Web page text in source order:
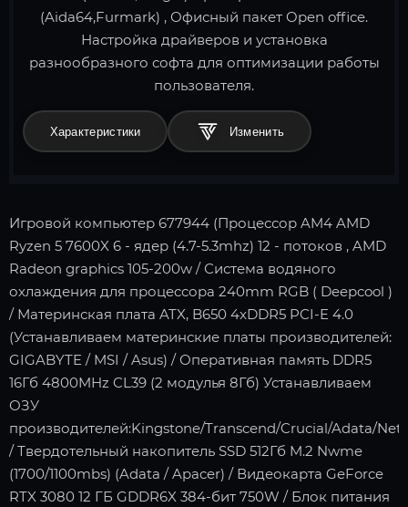
(Aida64,Furmark) , Офисный пакет Open office.
Настройка драйверов и установка
разнообразного софта для оптимизации работы
пользователя.
Характеристики
Игровой компьютер 677944 (Процессор AM4 AMD
Ryzen 5 7600X 6 - ядер (4.7-5.3mhz) 12 - потоков , AMD
Radeon graphics 105-200w / Система водяного
охлаждения для процессора 240mm RGB ( Deepcool )
/ Материнская плата ATX, B650 4xDDR5 PCI-E 4.0
(Устанавливаем материнские платы производителей:
GIGABYTE / MSI / Asus) / Оперативная память DDR5
16Гб 4800MHz CL39 (2 модулья 8Гб) Устанавливаем
ОЗУ
производителей:Kingstone/Transcend/Crucial/Adata/
/ Твердотельный накопитель SSD 512Гб M.2 Nwme
(1700/1100mbs) (Adata / Apacer) / Видеокарта GeForce
RTX 3080 12 ГБ GDDR6X 384-бит 750W / Блок питания